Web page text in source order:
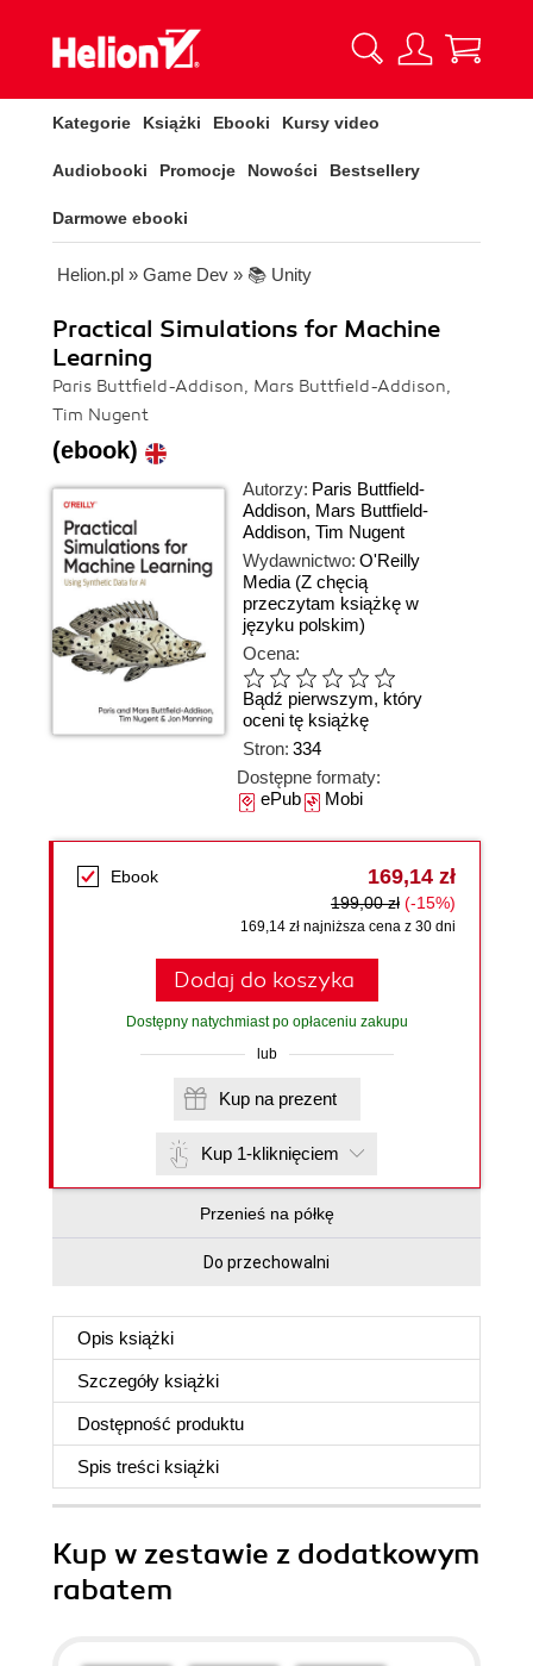
Kategorie Książki Ebooki Kursy video
Audiobooki Promocje Nowości Bestsellery
Darmowe ebooki
Helion.pl » Game Dev » 📚 Unity
Practical Simulations for Machine
Learning
Paris Buttfield-Addison, Mars Buttfield-Addison,
Tim Nugent
(ebook)
Autorzy: Paris Buttfield-
Addison, Mars Buttfield-
Addison, Tim Nugent
Wydawnictwo: O'Reilly
Media (Z chęcią
przeczytam książkę w
języku polskim)
Ocena:
Bądź pierwszym, który
oceni tę książkę
Stron: 334
Dostępne formaty:
ePubMobi
Ebook 169,14 zł
199,00 zł (-15%)
169,14 zł najniższa cena z 30 dni
Dodaj do koszyka
Dostępny natychmiast po opłaceniu zakupu
lub
Kup na prezent
Kup 1-kliknięciem
Przenieś na półkę
Do przechowalni
Opis książki
Szczegóły książki
Dostępność produktu
Spis treści książki
Kup w zestawie z dodatkowym
rabatem